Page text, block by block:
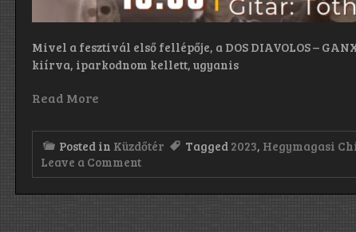
Mivel a fesztivál első fellépője, a DOS DIAVOLOS –
kiírva, iparkodnom kellett, ugyanis
Read More
Posted in Küzdőtér Tagged 2023, Hegymagasi
Leave a Commenton
I.